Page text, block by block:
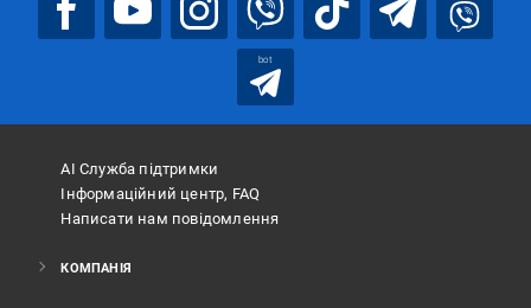
bot
АІ Служба підтримки
Інформаційний центр, FAQ
Написати нам повідомлення
КОМПАНІЯ